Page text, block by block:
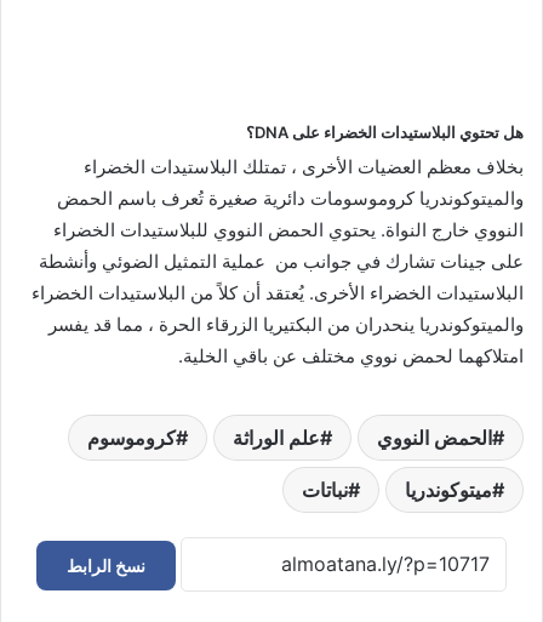
هل تحتوي البلاستيدات الخضراء على DNA؟
بخلاف معظم العضيات الأخرى ، تمتلك البلاستيدات الخضراء
والميتوكوندريا كروموسومات دائرية صغيرة تُعرف باسم الحمض
النووي خارج النواة. يحتوي الحمض النووي للبلاستيدات الخضراء
على جينات تشارك في جوانب من عملية التمثيل الضوئي وأنشطة
البلاستيدات الخضراء الأخرى. يُعتقد أن كلاً من البلاستيدات الخضراء
والميتوكوندريا ينحدران من البكتيريا الزرقاء الحرة ، مما قد يفسر
امتلاكهما لحمض نووي مختلف عن باقي الخلية.
الحمض النووي علم الوراثة كروموسوم
ميتوكوندريا نباتات
نسخ الرابط